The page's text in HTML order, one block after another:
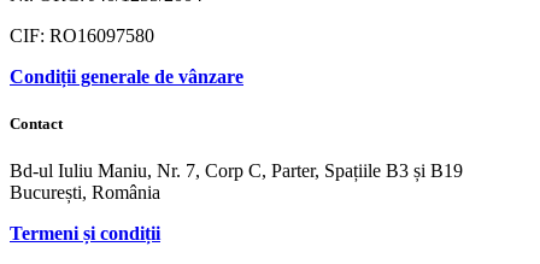
CIF: RO16097580
Condiții generale de vânzare
Contact
Bd-ul Iuliu Maniu, Nr. 7, Corp C, Parter, Spațiile B3 și B19
București, România
Termeni și condiții